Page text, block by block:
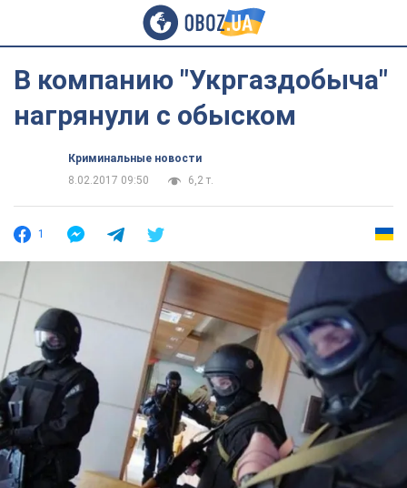
В компанию "Укргаздобыча"
нагрянули с обыском
Криминальные новости
8.02.2017 09:50
6,2 т.
1